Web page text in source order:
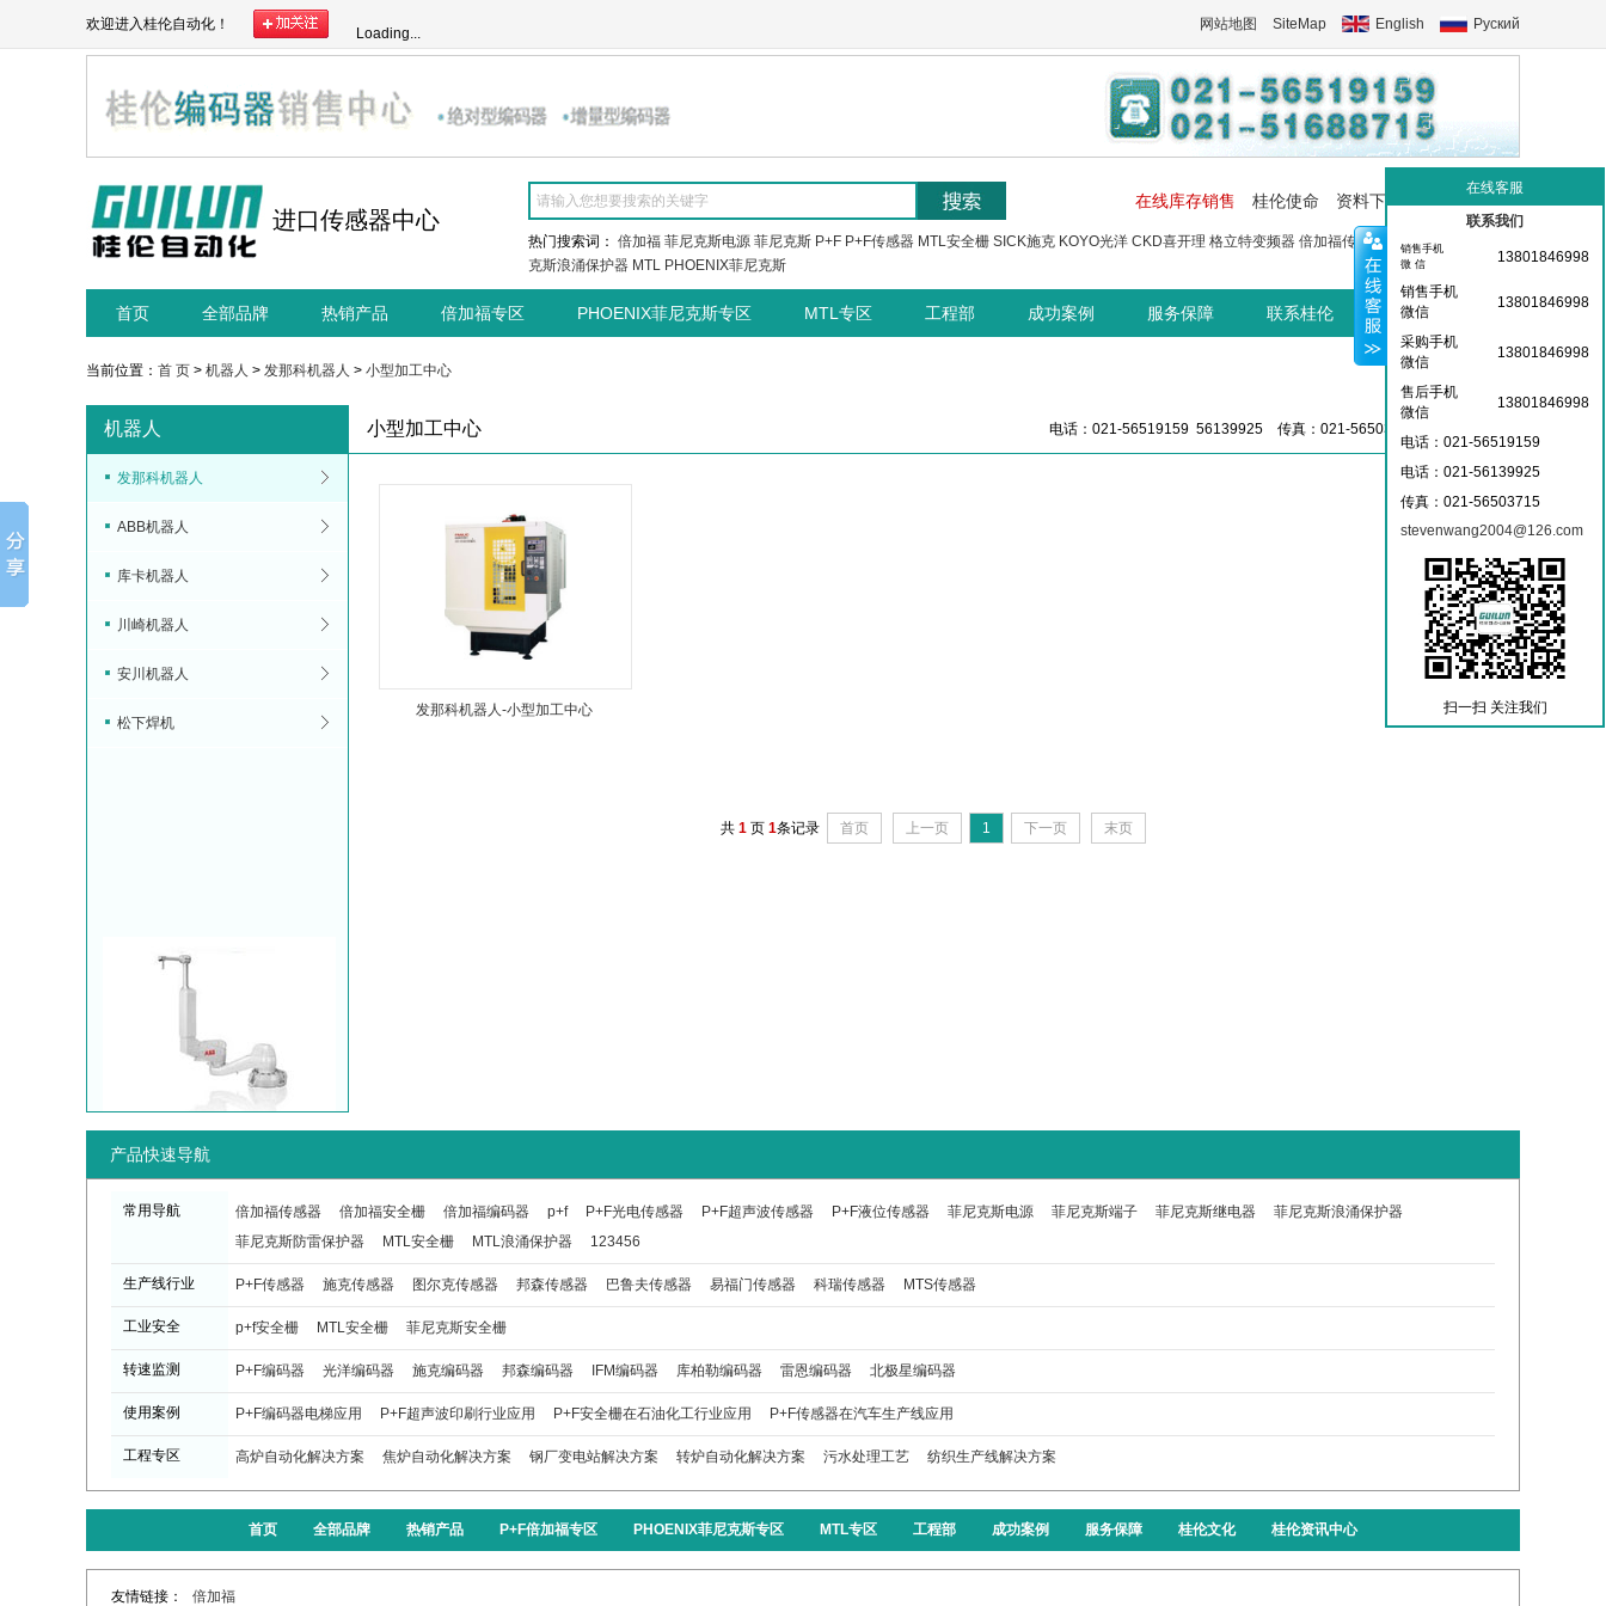
欢迎进入桂伦自动化！
Loading...
网站地图 SiteMap English Руский
进口传感器中心
在线库存销售 桂伦使命 资料下载 工控交流中心
热门搜索词： 倍加福 菲尼克斯电源 菲尼克斯 P+F P+F传感器 MTL安全栅 SICK施克 KOYO光洋 CKD喜开理 格立特变频器 倍加福传感器 菲尼克斯端子
克斯浪涌保护器 MTL PHOENIX菲尼克斯
首页 全部品牌 热销产品 倍加福专区 PHOENIX菲尼克斯专区 MTL专区 工程部 成功案例 服务保障 联系桂伦 桂伦资讯中心
当前位置： 首 页 > 机器人 > 发那科机器人 > 小型加工中心
机器人
发那科机器人
ABB机器人
库卡机器人
川崎机器人
安川机器人
松下焊机
小型加工中心 电话：021-56519159 56139925 传真：021-56503715 36359826
发那科机器人-小型加工中心
共 1页 1条记录 首页 上一页 1 下一页 末页
产品快速导航
常用导航 倍加福传感器 倍加福安全栅 倍加福编码器 p+f P+F光电传感器 P+F超声波传感器 P+F液位传感器 菲尼克斯电源 菲尼克斯端子 菲尼克斯继电器
菲尼克斯浪涌保护器
菲尼克斯防雷保护器
MTL安全栅 MTL浪涌保护器 123456
生产线行业 P+F传感器 施克传感器 图尔克传感器 邦森传感器 巴鲁夫传感器 易福门传感器 科瑞传感器 MTS传感器
工业安全 p+f安全栅 MTL安全栅 菲尼克斯安全栅
转速监测 P+F编码器 光洋编码器 施克编码器 邦森编码器 IFM编码器 库柏勒编码器 雷恩编码器 北极星编码器
使用案例 P+F编码器电梯应用 P+F超声波印刷行业应用 P+F安全栅在石油化工行业应用 P+F传感器在汽车生产线应用
工程专区 高炉自动化解决方案 焦炉自动化解决方案 钢厂变电站解决方案 转炉自动化解决方案 污水处理工艺 纺织生产线解决方案
首页 全部品牌 热销产品 P+F倍加福专区 PHOENIX菲尼克斯专区 MTL专区 工程部 成功案例 服务保障 桂伦文化 桂伦资讯中心
友情链接： 倍加福
在线客服
联系我们
销售手机
微 信
13801846998
销售手机
微信
13801846998
采购手机
微信
13801846998
售后手机
微信
13801846998
电话：021-56519159
电话：021-56139925
传真：021-56503715
stevenwang2004@126.com
扫一扫 关注我们